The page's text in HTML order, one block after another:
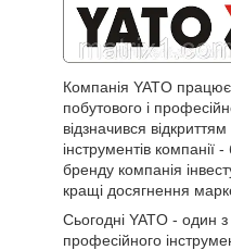
Компанія YATO
побутового і
відзначився
інструментів компанії
бренду компанія
кращі досягнення
Сьогодні YATO - один
професійного